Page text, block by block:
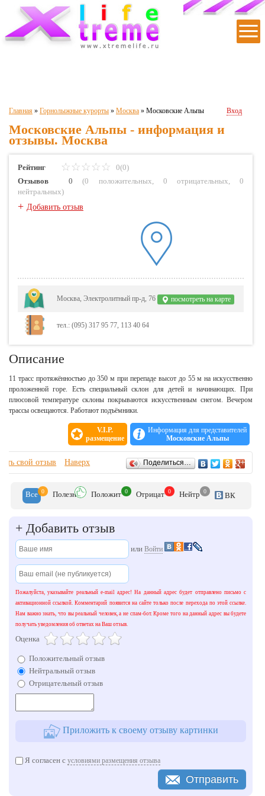
Главная » Горнолыжные курорты » Москва » Московские Альпы Вход
Московские Альпы - информация и
отзывы. Москва
Рейтинг
0(0)
Отзывов
0 (0 положительных, 0 отрицательных,0
нейтральных)
+ Добавить отзыв
Москва, Электролитный пр-д, 76 посмотреть на карте
тел.: (095) 317 95 77, 113 40 64
Описание
11 трасс протяжённостью до 350 м при перепаде высот до 55 м на искусственно
проложенной горе. Есть специальный склон для детей и начинающих. При
плюсовой температуре склоны покрываются искусственным снегом. Вечером
трассы освещаются. Работают подъёмники.
V.I.P.
размещение
Информация для представителей
Московские Альпы
Отзывы
свой отзыв Наверх Поделиться…
Все 0 Полезн Положит 0 Отрицат 0 Нейтр 0 ВК
+ Добавить отзыв
или Войти
Пожалуйста, указывайте реальный e-mail адрес! На данный адрес будет отправлено письмо с
активационной ссылкой. Комментарий появится на сайте только после перехода по этой ссылке.
Нам важно знать, что вы реальный человек, а не спам-бот. Кроме того на данный адрес вы будете
получать уведомления об ответах на Ваш отзыв.
Оценка
Положительный отзыв
Нейтральный отзыв
Отрицательный отзыв
Приложить к своему отзыву картинки
Я согласен с условиями размещения отзыва
Отправить